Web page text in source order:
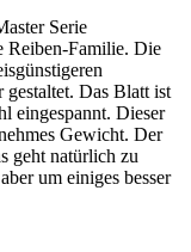
Reiben-Familie. Die
Das Blatt ist
eingespannt. Dieser
Gewicht. Der
geht natürlich zu
um einiges besser